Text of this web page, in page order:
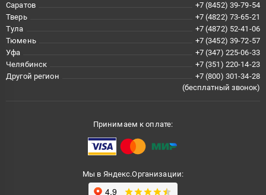
Саратов
+7 (8452) 39-79-54
Тверь
+7 (4822) 73-65-21
Тула
+7 (4872) 52-41-06
Тюмень
+7 (3452) 39-72-57
Уфа
+7 (347) 225-06-33
Челябинск
+7 (351) 220-14-23
Другой регион
+7 (800) 301-34-28
(бесплатный звонок)
Принимаем к оплате:
Мы в Яндекс.Организации: